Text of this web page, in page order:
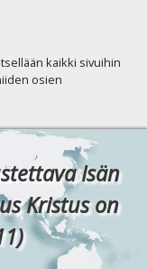
kaikki sivuihin
osien
Isän
Kristus on